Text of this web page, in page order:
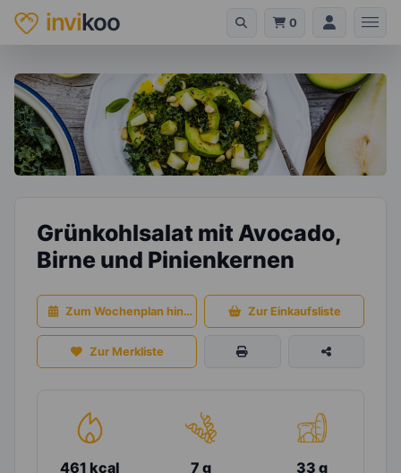
invikoo 0
Grünkohlsalat mit Avocado,
Birne und Pinienkernen
Zum Wochenplan hinzufügen Zur Einkaufsliste
Zur Merkliste
461 kcal 7 g 33 g